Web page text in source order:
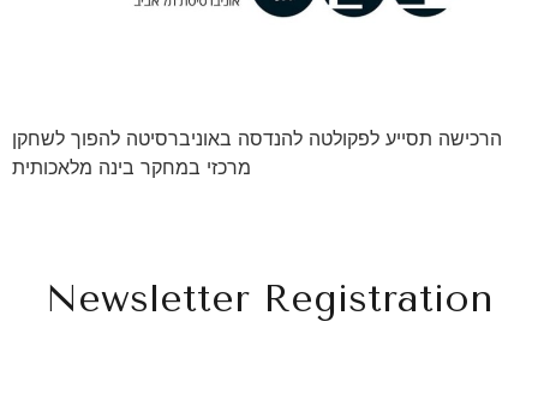
הרכישה תסייע לפקולטה להנדסה באוניברסיטה להפוך לשחקן
מרכזי במחקר בינה מלאכותית
Newsletter Registration